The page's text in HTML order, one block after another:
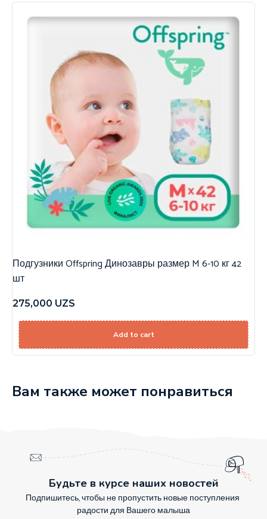
Подгузники Offspring Динозавры размер M 6-10 кг 42
шт
275,000 UZS
Add to cart
Вам также может понравиться
Будьте в курсе наших новостей
Подпишитесь, чтобы не пропустить новые поступления
радости для Вашего малыша